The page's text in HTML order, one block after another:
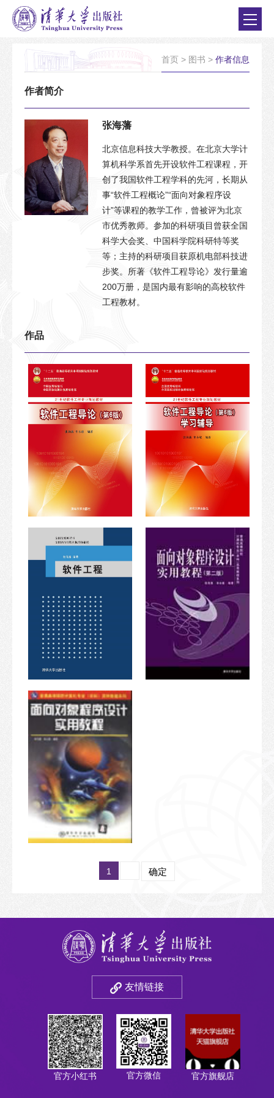
首页 > 图书 > 作者信息
作者简介
张海藩
北京信息科技大学教授。在北京大学计
算机科学系首先开设软件工程课程，开
创了我国软件工程学科的先河，长期从
事“软件工程概论”“面向对象程序设
计”等课程的教学工作，曾被评为北京
市优秀教师。参加的科研项目曾获全国
科学大会奖、中国科学院科研特等奖
等；主持的科研项目获原机电部科技进
步奖。所著《软件工程导论》发行量逾
200万册，是国内最有影响的高校软件
工程教材。
作品
1 确定
友情链接
官方小红书 官方微信 官方旗舰店